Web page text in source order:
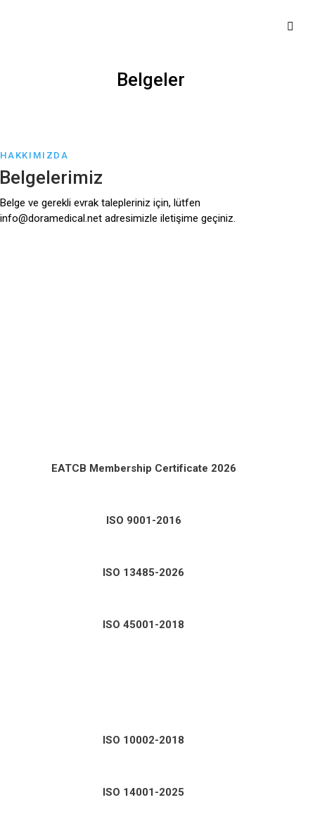
Belgeler
HAKKIMIZDA
Belgelerimiz
Belge ve gerekli evrak talepleriniz için, lütfen
info@doramedical.net adresimizle iletişime geçiniz.
EATCB Membership Certificate 2026
ISO 9001-2016
ISO 13485-2026
ISO 45001-2018
ISO 10002-2018
ISO 14001-2025